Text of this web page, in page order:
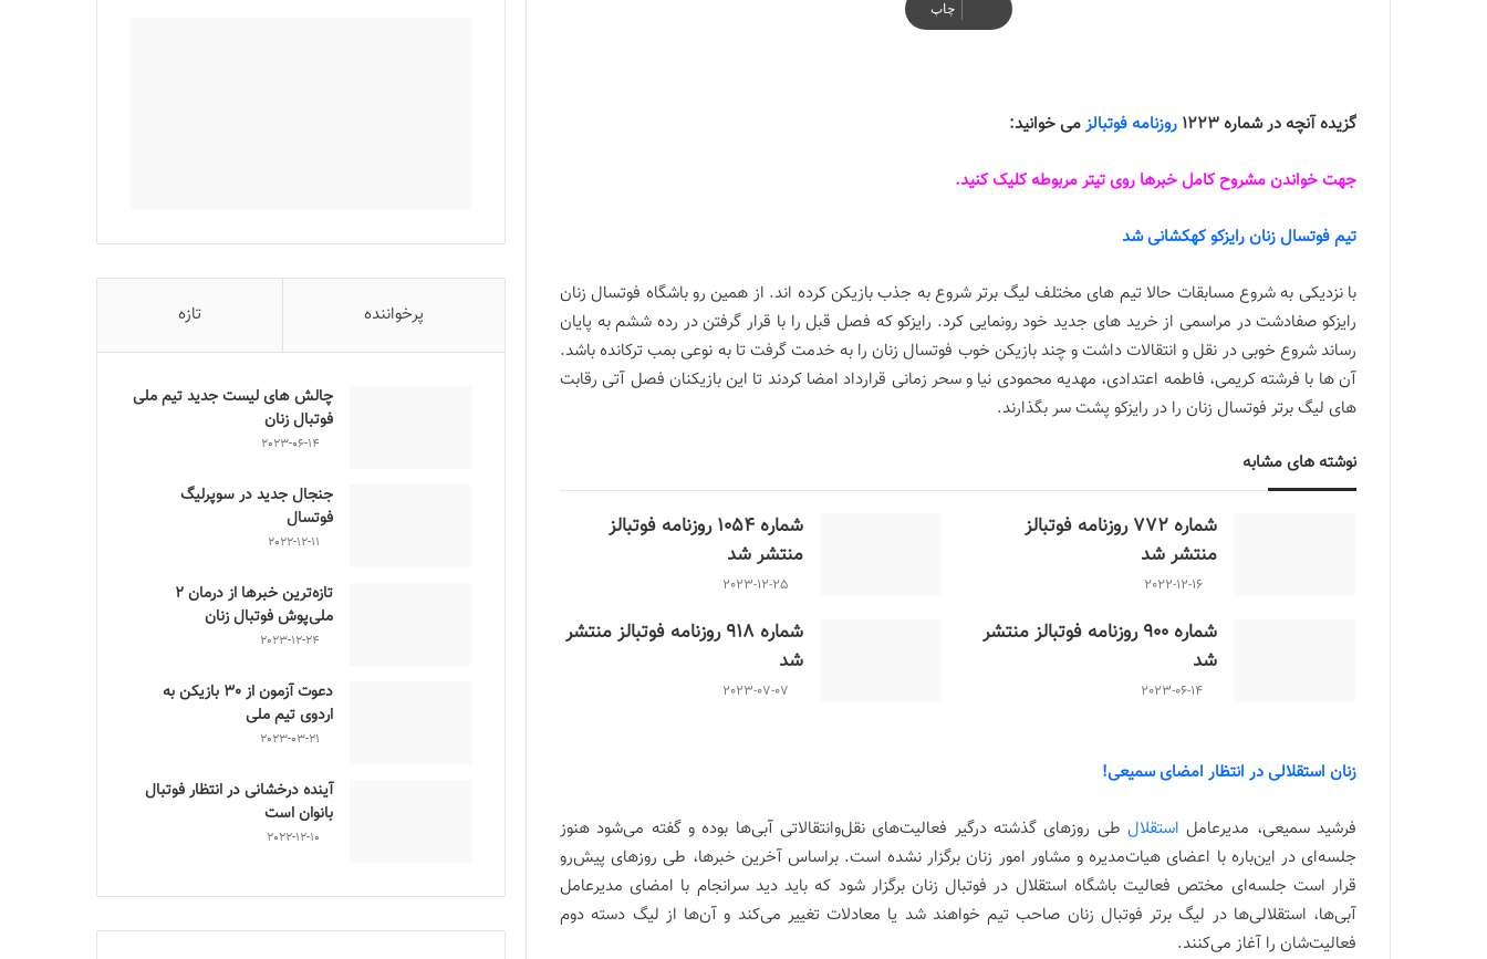
چاپ
گزیده آنچه در شماره 1223 روزنامه فوتبالزمی خوانید:
جهت خواندن مشروح کامل خبرها روی تیتر مربوطه کلیک کنید.
تيم فوتسال زنان رایزکو کهکشانی شد
با نزدیکی به شروع مسابقات حالا تیم های مختلف لیگ برتر شروع به جذب بازیکن کرده اند. از همین رو باشگاه فوتسال زنان
رایزکو صفادشت در مراسمی از خرید های جدید خود رونمایی کرد. رایزکو که فصل قبل را با قرار گرفتن در رده ششم به پایان
رساند شروع خوبی در نقل و انتقالات داشت و چند بازیکن خوب فوتسال زنان را به خدمت گرفت تا به نوعی بمب ترکانده باشد.
آن ها با فرشته کریمی، فاطمه اعتدادی، مهدیه محمودی نیا و سحر زمانی قرارداد امضا کردند تا این بازیکنان فصل آتی رقابت
های لیگ برتر فوتسال زنان را در رایزکو پشت سر بگذارند.
نوشته های مشابه
شماره 772 روزنامه فوتبالز
منتشر شد
2022-12-16
شماره 1054 روزنامه فوتبالز
منتشر شد
2023-12-25
شماره 900 روزنامه فوتبالز منتشر
شد
2023-06-14
شماره 918 روزنامه فوتبالز منتشر
شد
2023-07-07
زنان استقلالی در انتظار امضای سمیعی!
فرشید سمیعی، مدیرعامل استقلال طی روزهای گذشته درگیر فعالیت‌های نقل‌وانتقالاتی آبی‌ها بوده و گفته می‌شود هنوز
جلسه‌ای در این‌باره با اعضای هیات‌مدیره و مشاور امور زنان برگزار نشده است. براساس آخرین خبرها، طی روزهای پیش‌رو
قرار است جلسه‌ای مختص فعالیت باشگاه استقلال در فوتبال زنان برگزار شود که باید دید سرانجام با امضای مدیرعامل
آبی‌ها، استقلالی‌ها در لیگ برتر فوتبال زنان صاحب تیم خواهند شد یا معادلات تغییر می‌کند و آن‌ها از لیگ دسته دوم
فعالیت‌شان را آغاز می‌کنند.
پرخواننده تازه
چالش هاى ليست جدید تيم ملى
فوتبال زنان
2023-06-14
جنجال جدید در سوپرلیگ
فوتسال
2022-12-11
تازه‌ترین خبرها از درمان ۲
ملی‌پوش فوتبال زنان
2023-12-24
دعوت آزمون از 30 بازیکن به
اردوی تیم ملی
2023-03-21
آینده درخشانی در انتظار فوتبال
بانوان است
2022-12-10